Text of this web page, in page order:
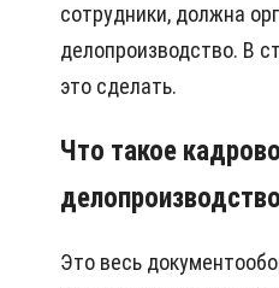
сотрудники, должна
делопроизводство. В
это сделать.
Что такое
Это весь